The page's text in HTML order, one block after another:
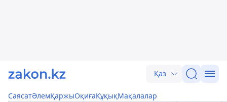
Қаз
СаясатӘлемҚаржыОқиғаҚұқықМақалалар